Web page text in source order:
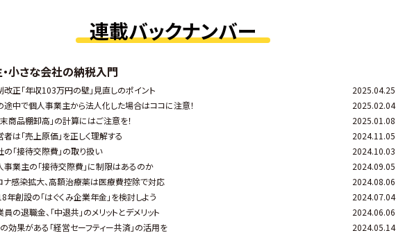
連載バックナンバー
小さな会社の納税入門
改正「年収103万円の壁」見直しのポイント
2025.04.25
途中で個人事業主から法人化した場合はココに注意！
2025.02.04
末商品棚卸高」の計算にはご注意を！
2025.01.08
者は「売上原価」を正しく理解する
2024.11.05
の「接待交際費」の取り扱い
2024.10.03
事業主の「接待交際費」に制限はあるのか
2024.09.05
ナ感染拡大、高額治療薬は医療費控除で対応
2024.08.06
年創設の「はぐくみ企業年金」を検討しよう
2024.07.04
の退職金、「中退共」のメリットとデメリット
2024.06.06
効果がある「経営セーフティー共済」の活用を 2024.05.14